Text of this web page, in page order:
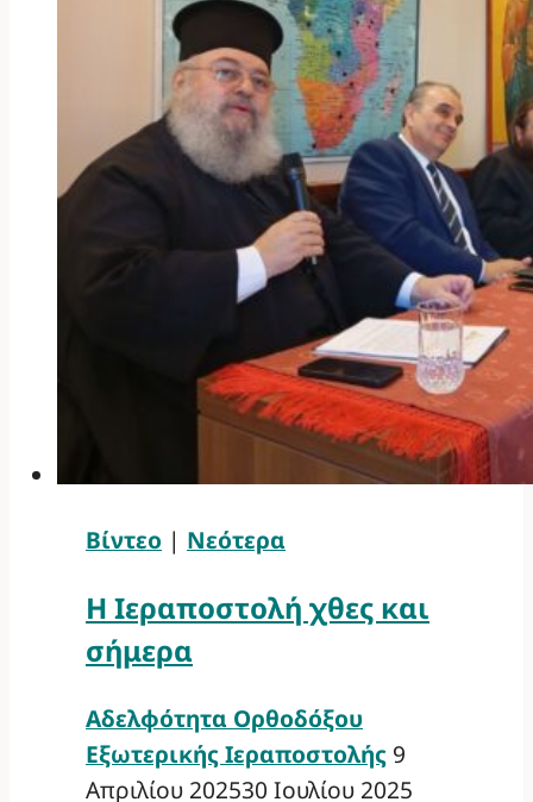
Βίντεο | Νεότερα
Η Ιεραποστολή χθες και
σήμερα
Αδελφότητα Ορθοδόξου
Εξωτερικής Ιεραποστολής 9
Απριλίου 202530 Ιουλίου 2025